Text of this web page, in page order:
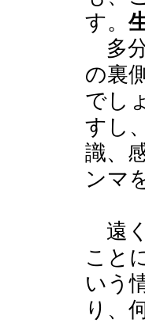
す。
多
の裏
でし
すし
識、
ンマ
遠
こと
いう
り、